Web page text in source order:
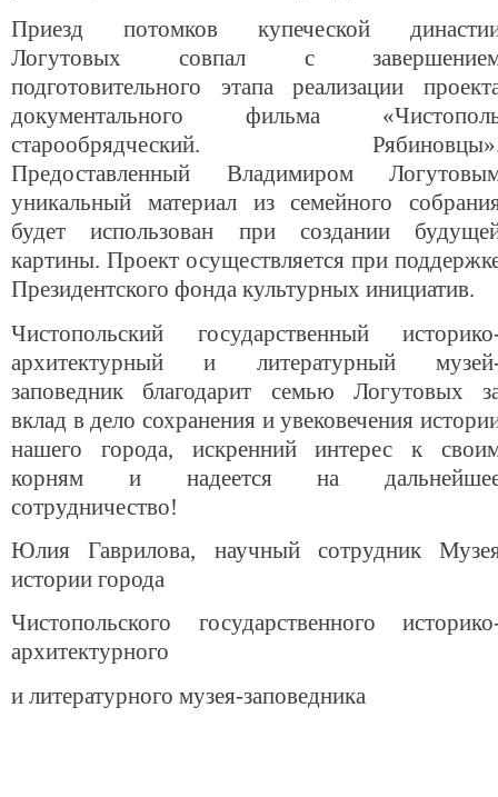
Приезд потомков купеческой
Логутовых совпал с
подготовительного этапа реализации
документального фильма
старообрядческий.
Предоставленный Владимиром
уникальный материал из семейного
будет использован при создании
картины. Проект осуществляется при
Президентского фонда культурных инициатив.
Чистопольский государственный
архитектурный и литературный
заповедник благодарит семью Логутовых
вклад в дело сохранения и увековечения
нашего города, искренний интерес к
корням и надеется на
сотрудничество!
Юлия Гаврилова, научный сотрудник
истории города
Чистопольского государственного
архитектурного
и литературного музея-заповедника